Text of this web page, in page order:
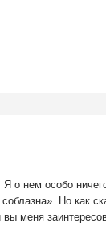
о нем особо
Но как
вы меня